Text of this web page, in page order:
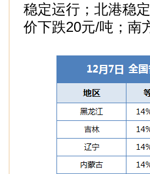
稳定运行；北港稳
价下跌20元/吨；南